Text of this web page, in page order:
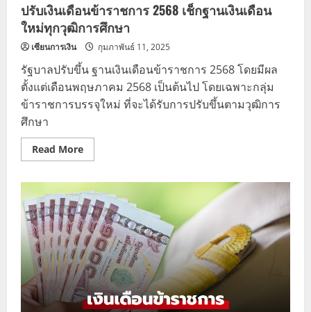
ปรับเงินเดือนข้าราชการ 2568 เช็กฐานเงินเดือน
ใหม่ทุกวุฒิการศึกษา
เซียนการเงิน กุมภาพันธ์ 11, 2025
รัฐบาลปรับขึ้น ฐานเงินเดือนข้าราชการ 2568 โดยมีผล
ตั้งแต่เดือนพฤษภาคม 2568 เป็นต้นไป โดยเฉพาะกลุ่ม
ข้าราชการบรรจุใหม่ ที่จะได้รับการปรับขึ้นตามวุฒิการ
ศึกษา
Read MoreRead
more
เงิน
เดือน
ข้าราชการ
2568
เช็ก
ฐาน
เงิน
เดือน
ใหม่
ทุก
วุฒิ
การ
ศึกษา